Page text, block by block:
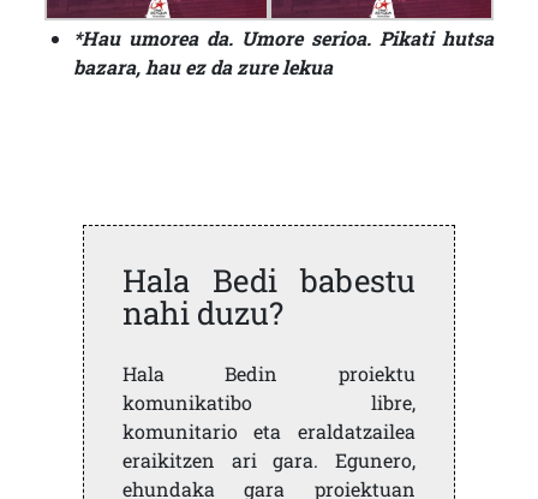
*Hau umorea da. Umore serioa. Pikati hutsa
bazara, hau ez da zure lekua
Hala Bedi babestu
nahi duzu?
Hala Bedin proiektu
komunikatibo libre,
komunitario eta eraldatzailea
eraikitzen ari gara. Egunero,
ehundaka gara proiektuan